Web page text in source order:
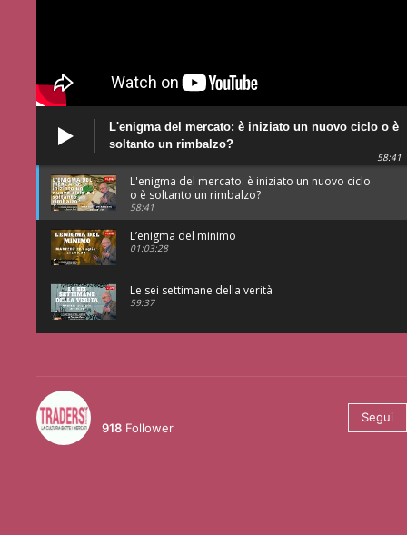
L'enigma del mercato: è iniziato un nuovo ciclo o è
soltanto un rimbalzo?
58:41
L'enigma del mercato: è iniziato un nuovo ciclo
o è soltanto un rimbalzo?
58:41
L’enigma del minimo
01:03:28
Le sei settimane della verità
59:37
918 Follower
Segui